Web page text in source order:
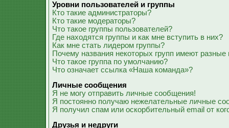
Уровни пользователей и группы
Кто такие администраторы?
Кто такие модераторы?
Что такое группы пользователей?
Где находятся группы и как мне вступить в них?
Как мне стать лидером группы?
Почему названия некоторых групп имеют разные
Что такое группа по умолчанию?
Что означает ссылка «Наша команда»?
Личные сообщения
Я не могу отправить личные сообщения!
Я постоянно получаю нежелательные личные
Я получил спам или оскорбительный email от
Друзья и недруги